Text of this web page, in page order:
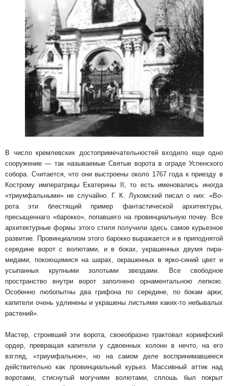
В число кремлевских достопримечательностей входило еще одно
сооружение — так называе­мые Святые ворота в ограде Успенского
собора. Считается, что они выстроены около 1767 года к приезду в
Кострому императрицы Екатерины II, то есть именовались иногда
«триумфальными» не случайно. Г. К. Лукомский писал о них: «Во­
рота эти блестящий пример фантастической ар­хитектуры,
пресыщеннаго «барокко», попавшего на провинциальную почву. Все
архитектурные формы этого стиля получили здесь самое курь­езное
развитие. Провинциализм этого барокко выражается и в приподнятой
середине ворот с волютами, и в боках, украшенных двумя пира­
мидами, покоющимися на шарах, окрашенных в ярко-синий цвет и
усыпанных крупными золо­тыми звездами. Все свободное
пространство внутри ворот заполнено орнаментальною леп­кою.
Особенно любопытны два грифона по сере­дине, по бокам арки;
капители очень удлинены и украшены листьями каких-то небывалых
рас­тений».
Мастер, строивший эти ворота, своеобразно трактовал кориифский
ордер, превращая капи­тели у сдвоенных колонн в нечто, на его
взгляд, «триумфальное», но на самом деле восприни­мавшееся
действительно как провинциальный курьез. Массивный аттик над
воротами, стисну­тый могучими волютами, сплошь был покрыт